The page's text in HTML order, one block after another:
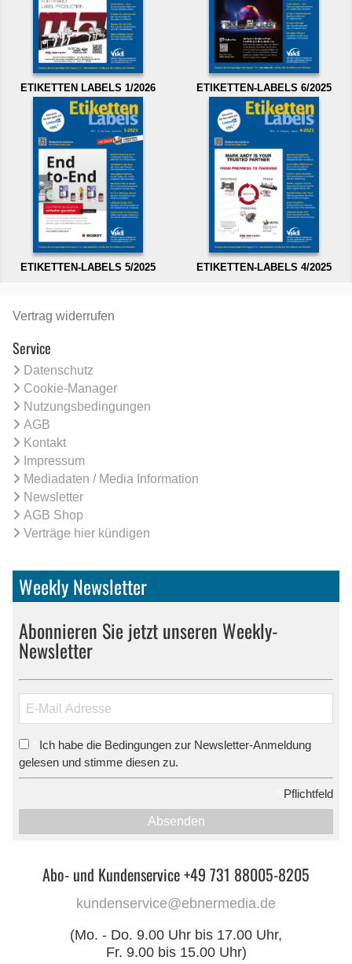
ETIKETTEN LABELS 1/2026 ETIKETTEN-LABELS 6/2025
ETIKETTEN-LABELS 5/2025 ETIKETTEN-LABELS 4/2025
Vertrag widerrufen
Service
Datenschutz
Cookie-Manager
Nutzungsbedingungen
AGB
Kontakt
Impressum
Mediadaten / Media Information
Newsletter
AGB Shop
Verträge hier kündigen
Weekly Newsletter
Abonnieren Sie jetzt unseren Weekly-
Newsletter
Ich habe die Bedingungen zur Newsletter-Anmeldung
gelesen und stimme diesen zu.
Pflichtfeld
Absenden
Abo- und Kundenservice +49 731 88005-8205
kundenservice@ebnermedia.de
(Mo. - Do. 9.00 Uhr bis 17.00 Uhr,
Fr. 9.00 bis 15.00 Uhr)